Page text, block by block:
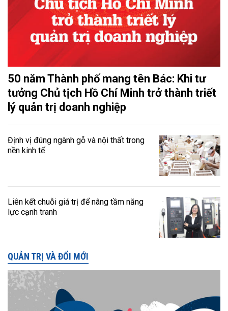
50 năm Thành phố mang tên Bác: Khi tư
tưởng Chủ tịch Hồ Chí Minh trở thành triết
lý quản trị doanh nghiệp
Định vị đúng ngành gỗ và nội thất trong
nền kinh tế
Liên kết chuỗi giá trị để nâng tầm năng
lực cạnh tranh
QUẢN TRỊ VÀ ĐỔI MỚI